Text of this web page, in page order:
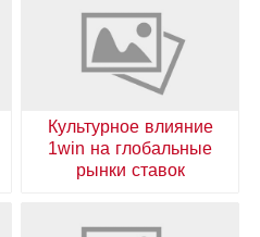
Культурное влияние
1win на глобальные
рынки ставок